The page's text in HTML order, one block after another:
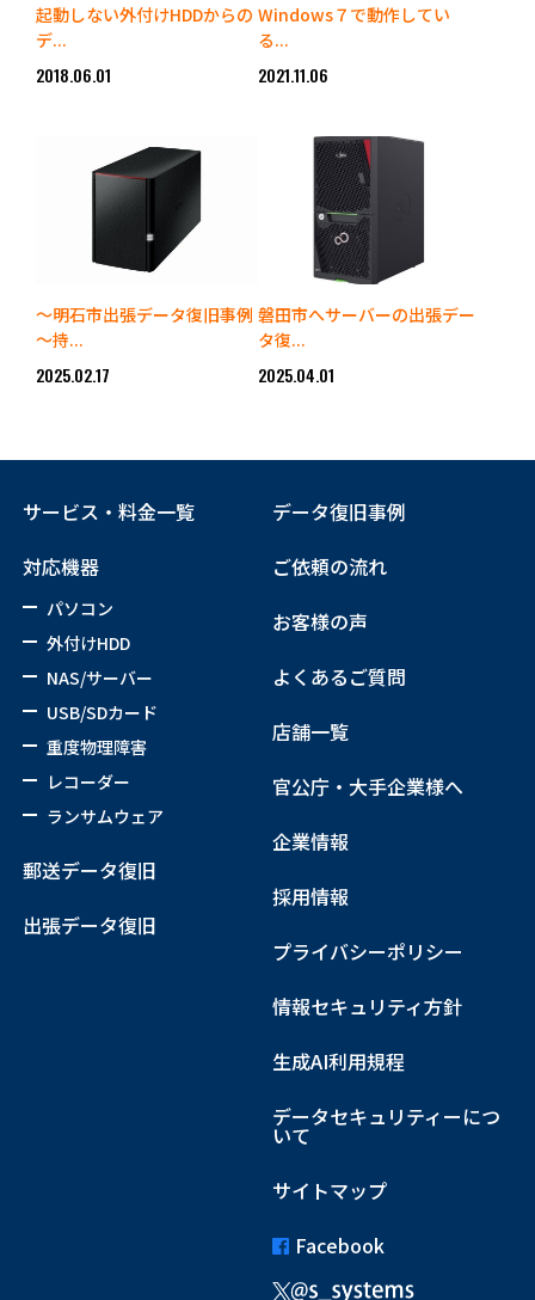
起動しない外付けHDDからの
デ...
2018.06.01
Windows７で動作してい
る...
2021.11.06
～明石市出張データ復旧事例
～持...
2025.02.17
磐田市へサーバーの出張デー
タ復...
2025.04.01
サービス・料金一覧
対応機器
パソコン
外付けHDD
NAS/サーバー
USB/SDカード
重度物理障害
レコーダー
ランサムウェア
郵送データ復旧
出張データ復旧
データ復旧事例
ご依頼の流れ
お客様の声
よくあるご質問
店舗一覧
官公庁・大手企業様へ
企業情報
採用情報
プライバシーポリシー
情報セキュリティ方針
生成AI利用規程
データセキュリティーにつ
いて
サイトマップ
Facebook